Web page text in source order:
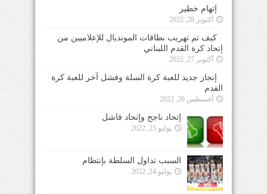
إتهام خطير
أكتوبر 28, 2022
كيف تم تهريب بطاقات المونديال للإعلاميين من
إتحاد كرة القدم اللبناني
أكتوبر 27, 2022
إنجاز جديد للعبة كرة السلة وفشل آخر للعبة كرة
القدم
أغسطس 26, 2022
إتحاد ناجح وإتحاد فاشل
يوليو 25, 2022
السبب تداول السلطة بإنتظام
يوليو 24, 2022